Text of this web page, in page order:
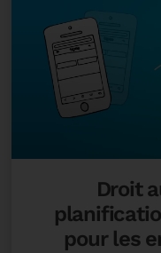
Droit
pour les